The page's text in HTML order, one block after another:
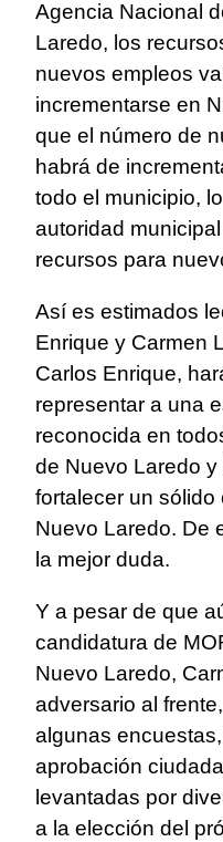
Agencia Nacional
Laredo, los
nuevos empleos
incrementarse en
que el número de
habrá de
todo el municipio,
autoridad
recursos para
Así es estimados
Enrique y Carmen
Carlos Enrique,
representar a una
reconocida en
de Nuevo Laredo
fortalecer un
Nuevo Laredo. De
la mejor duda.
Y a pesar de que
candidatura de
Nuevo Laredo,
adversario al
algunas
aprobación
levantadas por
a la elección del